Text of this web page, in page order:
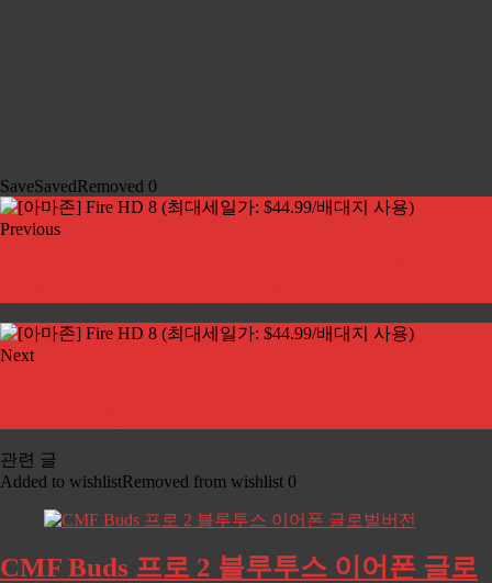
SaveSavedRemoved 0
Previous
Next
관련 글
Added to wishlistRemoved from wishlist 0
CMF Buds 프로 2 블루투스 이어폰 글로